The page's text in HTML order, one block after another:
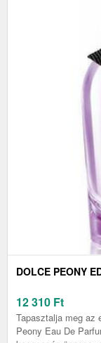
DOLCE PEONY
12 310 Ft
Tapasztalja meg az
Peony Eau De